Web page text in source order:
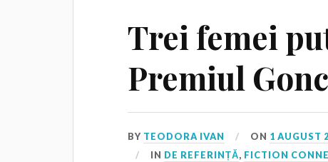
Trei femei
Premiul
BY TEODORA IVAN ON 1 AUGUST
IN DE REFERINȚĂ, FICTION